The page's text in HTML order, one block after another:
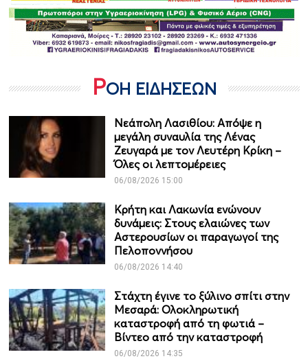
ΡΟΗ ΕΙΔΗΣΕΩΝ
Νεάπολη Λασιθίου: Απόψε η
μεγάλη συναυλία της Λένας
Ζευγαρά με τον Λευτέρη Κρίκη –
Όλες οι λεπτομέρειες
06/08/2026 15:00
Κρήτη και Λακωνία ενώνουν
δυνάμεις: Στους ελαιώνες των
Αστερουσίων οι παραγωγοί της
Πελοποννήσου
06/08/2026 14:40
Στάχτη έγινε το ξύλινο σπίτι στην
Μεσαρά: Ολοκληρωτική
καταστροφή από τη φωτιά –
Βίντεο από την καταστροφή
06/08/2026 14:35